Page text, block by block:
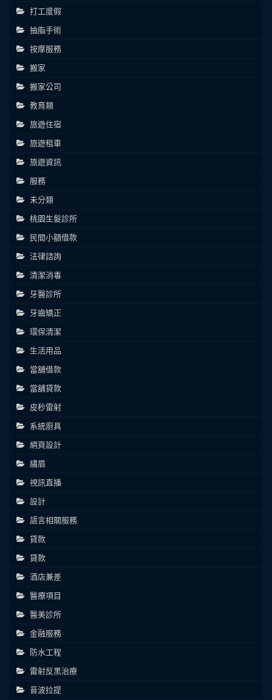
打工度假
抽脂手術
按摩服務
搬家
搬家公司
教育類
旅遊住宿
旅遊租車
旅遊資訊
服務
未分類
桃園生髮診所
民間小額借款
法律諮詢
清潔消毒
牙醫診所
牙齒矯正
環保清潔
生活用品
當舖借款
當舖貸款
皮秒雷射
系統廚具
網頁設計
繡眉
視訊直播
設計
語言相關服務
貸款
貸款
酒店兼差
醫療項目
醫美診所
金融服務
防水工程
雷射反黑治療
音波拉提